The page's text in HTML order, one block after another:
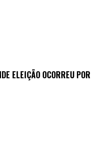
ELEIÇÃO OCORREU POR